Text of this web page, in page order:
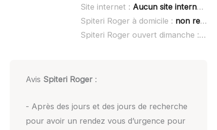
Site internet : Aucun site internet connu
Spiteri Roger à domicile : non renseigné
Spiteri Roger ouvert dimanche :
Avis Spiteri Roger:
- Après des jours et des jours de recherche
pour avoir un rendez vous d’urgence pour